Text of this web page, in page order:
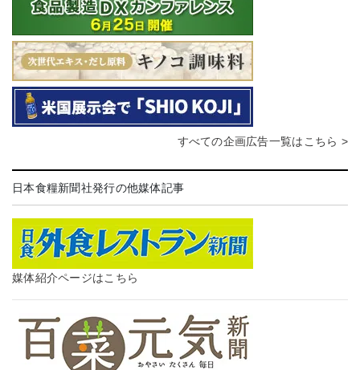
すべての企画広告一覧はこちら >
日本食糧新聞社発行の他媒体記事
媒体紹介ページはこちら